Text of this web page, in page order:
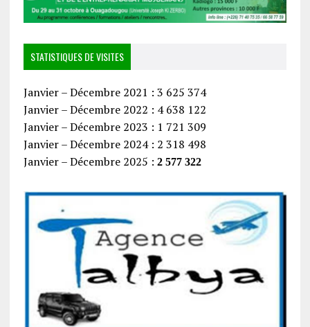
STATISTIQUES DE VISITES
Janvier – Décembre 2021 : 3 625 374
Janvier – Décembre 2022 : 4 638 122
Janvier – Décembre 2023 : 1 721 309
Janvier – Décembre 2024 : 2 318 498
Janvier – Décembre 2025 : 2 577 322